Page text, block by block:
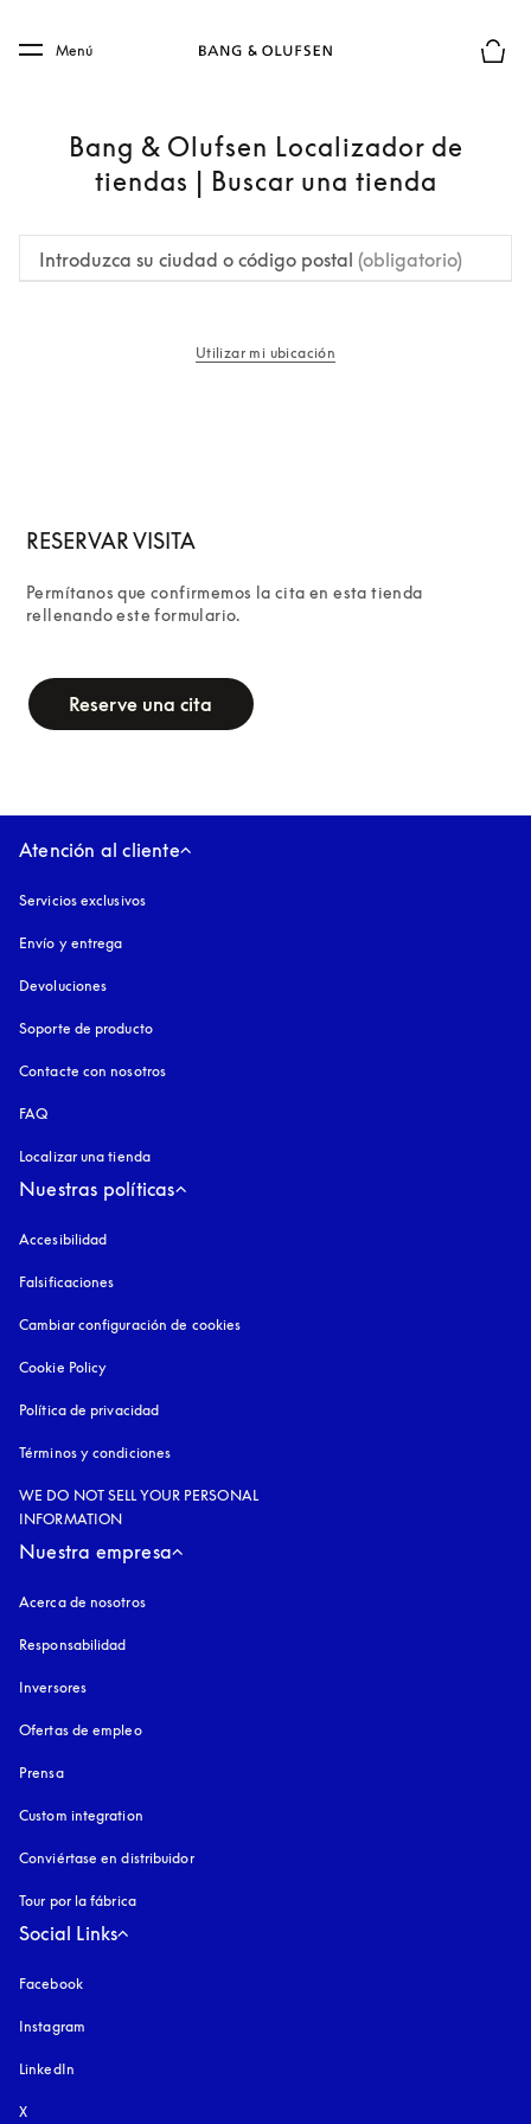
Skip to main footer
Menú
Bang & Olufsen Localizador de
tiendas | Buscar una tienda
Introduzca su ciudad o código postal (obligatorio)
Utilizar mi ubicación
RESERVAR VISITA
Permítanos que confirmemos la cita en esta tienda
rellenando este formulario.
Reserve una cita
Atención al cliente
Servicios exclusivos
Envío y entrega
Devoluciones
Soporte de producto
Contacte con nosotros
FAQ
Localizar una tienda
Nuestras políticas
Accesibilidad
Falsificaciones
Cambiar configuración de cookies
Cookie Policy
Política de privacidad
Términos y condiciones
WE DO NOT SELL YOUR PERSONAL
INFORMATION
Nuestra empresa
Acerca de nosotros
Responsabilidad
Inversores
Ofertas de empleo
Prensa
Custom integration
Conviértase en distribuidor
Tour por la fábrica
Social Links
Facebook
Instagram
LinkedIn
X